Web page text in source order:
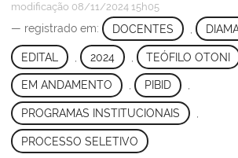
modificação 08/11/2024 15h05
— registrado em: DOCENTES
EDITAL 2024 TEÓFILO OTONI
EM ANDAMENTO , PIBID ,
PROGRAMAS INSTITUCIONAIS
PROCESSO SELETIVO